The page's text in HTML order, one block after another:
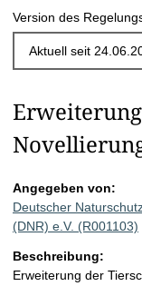
Version des
Angegeben von:
Deutscher
(DNR) e.V. (R001103)
Beschreibung:
Erweiterung der